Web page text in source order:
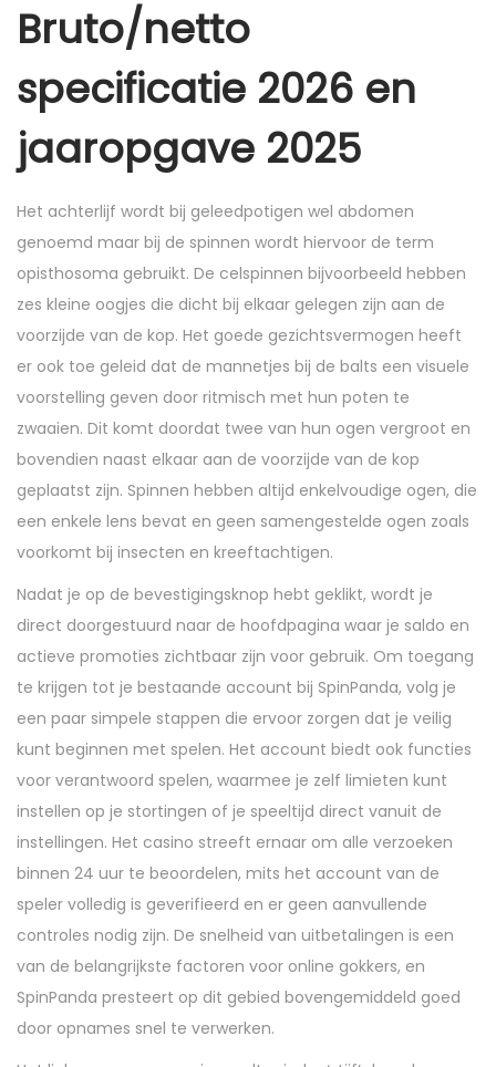
Bruto/netto
specificatie 2026 en
jaaropgave 2025
Het achterlijf wordt bij geleedpotigen wel abdomen
genoemd maar bij de spinnen wordt hiervoor de term
opisthosoma gebruikt. De celspinnen bijvoorbeeld hebben
zes kleine oogjes die dicht bij elkaar gelegen zijn aan de
voorzijde van de kop. Het goede gezichtsvermogen heeft
er ook toe geleid dat de mannetjes bij de balts een visuele
voorstelling geven door ritmisch met hun poten te
zwaaien. Dit komt doordat twee van hun ogen vergroot en
bovendien naast elkaar aan de voorzijde van de kop
geplaatst zijn. Spinnen hebben altijd enkelvoudige ogen, die
een enkele lens bevat en geen samengestelde ogen zoals
voorkomt bij insecten en kreeftachtigen.
Nadat je op de bevestigingsknop hebt geklikt, wordt je
direct doorgestuurd naar de hoofdpagina waar je saldo en
actieve promoties zichtbaar zijn voor gebruik. Om toegang
te krijgen tot je bestaande account bij SpinPanda, volg je
een paar simpele stappen die ervoor zorgen dat je veilig
kunt beginnen met spelen. Het account biedt ook functies
voor verantwoord spelen, waarmee je zelf limieten kunt
instellen op je stortingen of je speeltijd direct vanuit de
instellingen. Het casino streeft ernaar om alle verzoeken
binnen 24 uur te beoordelen, mits het account van de
speler volledig is geverifieerd en er geen aanvullende
controles nodig zijn. De snelheid van uitbetalingen is een
van de belangrijkste factoren voor online gokkers, en
SpinPanda presteert op dit gebied bovengemiddeld goed
door opnames snel te verwerken.